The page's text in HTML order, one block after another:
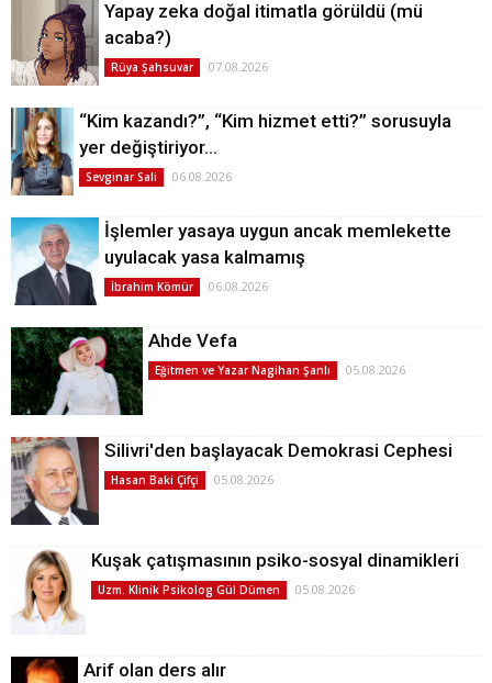
Yapay zeka doğal itimatla görüldü (mü
acaba?)
Rüya Şahsuvar 07.08.2026
“Kim kazandı?”, “Kim hizmet etti?” sorusuyla
yer değiştiriyor…
Sevginar Sali 06.08.2026
İşlemler yasaya uygun ancak memlekette
uyulacak yasa kalmamış
İbrahim Kömür 06.08.2026
Ahde Vefa
Eğitmen ve Yazar Nagihan Şanlı 05.08.2026
Silivri'den başlayacak Demokrasi Cephesi
Hasan Baki Çifçi 05.08.2026
Kuşak çatışmasının psiko-sosyal dinamikleri
Uzm. Klinik Psikolog Gül Dümen 05.08.2026
Arif olan ders alır